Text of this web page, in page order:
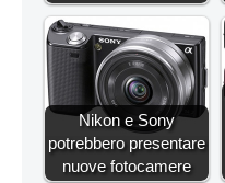
Nikon e Sony
potrebbero presentare
nuove fotocamere